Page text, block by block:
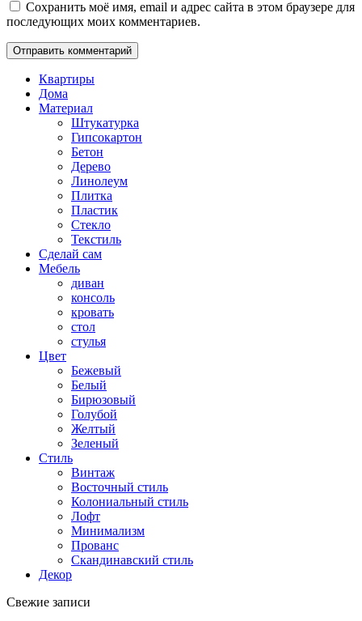
Сохранить моё имя, email и адрес сайта в этом браузере для
последующих моих комментариев.
Квартиры
Дома
Материал
Штукатурка
Гипсокартон
Бетон
Дерево
Линолеум
Плитка
Пластик
Стекло
Текстиль
Сделай сам
Мебель
диван
консоль
кровать
стол
стулья
Цвет
Бежевый
Белый
Бирюзовый
Голубой
Желтый
Зеленый
Стиль
Винтаж
Восточный стиль
Колониальный стиль
Лофт
Минимализм
Прованс
Скандинавский стиль
Декор
Свежие записи